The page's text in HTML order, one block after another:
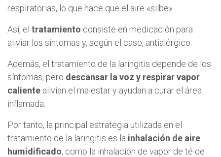
respiratorias, lo que hace que el aire «silbe».
Así, el tratamiento consiste en medicación para
aliviar los síntomas y, según el caso, antialérgico.
Además, el tratamiento de la laringitis depende de los
síntomas, pero descansar la voz y respirar vapor
caliente alivian el malestar y ayudan a curar el área
inflamada.
Por tanto, la principal estrategia utilizada en el
tratamiento de la laringitis es la inhalación de aire
humidificado, como la inhalación de vapor de té de